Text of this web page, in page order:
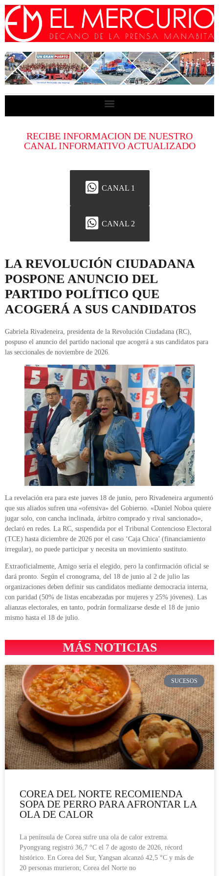
RECIBE INFORMACION DE NUESTRO
CANAL INFORMATIVO ACTUALIZADO
CANAL 1
CANAL 2
LA REVOLUCIÓN CIUDADANA
POSPONE ANUNCIO DEL
PARTIDO POLÍTICO QUE
ACOGERÁ A SUS CANDIDATOS
Gabriela Rivadeneira, presidenta de la Revolución Ciudadana (RC),
pospuso el anuncio del partido nacional que acogerá a sus candidatos para
las seccionales de noviembre de 2026.
La revelación era para este jueves 18 de junio, pero Rivadeneira argumentó
que sus aliados sufren una «ofensiva» del Gobierno. «Daniel Noboa quiere
jugar solo, con cancha inclinada, árbitro comprado y rival sancionado»,
declaró en redes. La RC, suspendida por el Tribunal Contencioso Electoral
(TCE) hasta diciembre de 2026 por el caso ‘Caja Chica’ (financiamiento
irregular), no puede participar y necesita un movimiento sustituto.
Extraoficialmente, Amigo sería el elegido, pero la confirmación oficial se
dará pronto. Según el cronograma, del 18 de junio al 2 de julio las
organizaciones deben definir sus candidatos mediante democracia interna,
con paridad (50% de listas encabezadas por mujeres y 25% jóvenes). Las
alianzas electorales, en tanto, podrán formalizarse desde el 18 de junio
mismo hasta el 18 de julio.
MÁS NOTICIAS
SUCESOS
COREA DEL NORTE RECOMIENDA
SOPA DE PERRO PARA AFRONTAR LA
OLA DE CALOR
La península de Corea sufre una ola de calor extrema.
Pyongyang registró 36,7 °C el 7 de agosto de 2026, récord
histórico. En Corea del Sur, Yangsan alcanzó 42,5 °C y más de
20 personas murieron; Corea del Norte no